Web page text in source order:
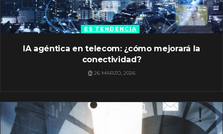
ES TENDENCIA
IA agéntica en telecom: ¿cómo mejorará la
conectividad?
26 MARZO, 2026